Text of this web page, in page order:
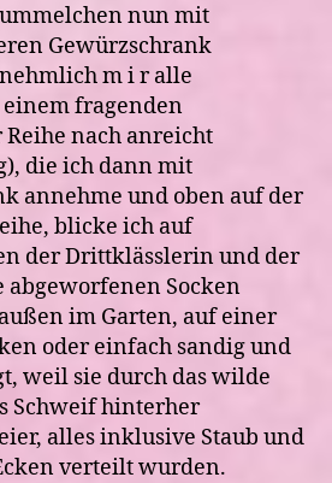
nun mit
Gewürzschrank
m i r alle
fragenden
Reihe nach anreicht
die ich dann mit
annehme und oben auf der
blicke ich auf
der Drittklässlerin und der
abgeworfenen Socken
im Garten, auf einer
oder einfach sandig und
weil sie durch das wilde
Schweif hinterher
alles inklusive Staub und
verteilt wurden.